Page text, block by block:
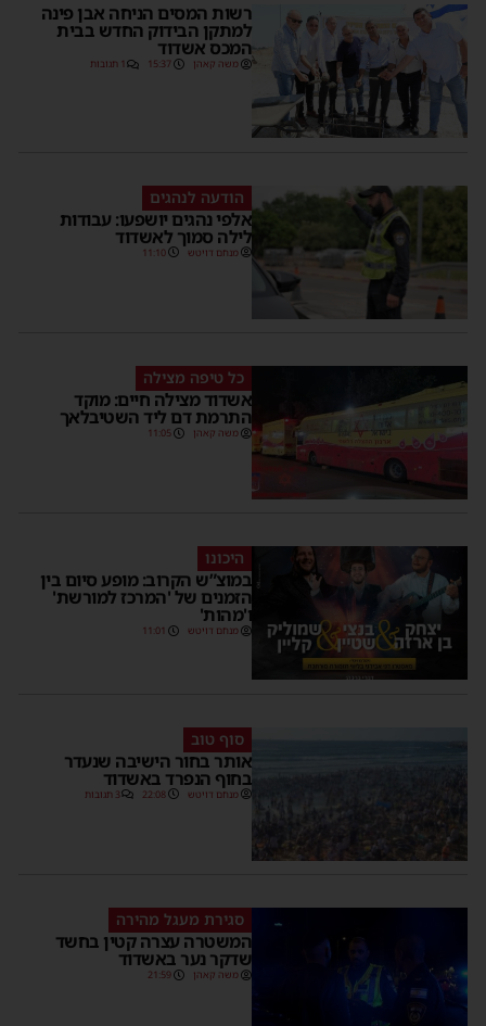
רשות המסים הניחה אבן פינה
למתקן הבידוק החדש בבית
המכס אשדוד
משה קאהן 15:37 1 תגובות
הודעה לנהגים
אלפי נהגים יושפעו: עבודות
לילה סמוך לאשדוד
מנחם דויטש 11:10
כל טיפה מצילה
אשדוד מצילה חיים: מוקד
התרמת דם ליד השטיבלאך
משה קאהן 11:05
היכונו
במוצ”ש הקרוב: מופע סיום בין
הזמנים של 'המרכז למורשת'
ו'מהות'
מנחם דויטש 11:01
סוף טוב
אותר בחור הישיבה שנעדר
בחוף הנפרד באשדוד
מנחם דויטש 22:08 3 תגובות
סגירת מעגל מהירה
המשטרה עצרה קטין בחשד
שדקר נער באשדוד
משה קאהן 21:59